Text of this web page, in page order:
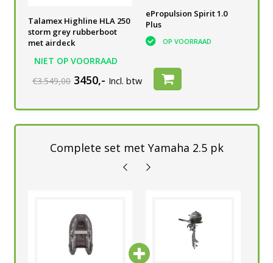
Talamex Highline HLA 250
storm grey rubberboot
met airdeck
NIET OP VOORRAAD
Plus
OP VOORRAAD
ePropulsion Spirit 1.0
Plus
OP VOORRAAD
€3.549,00 3450,- Incl. btw
Complete set met Yamaha 2.5 pk